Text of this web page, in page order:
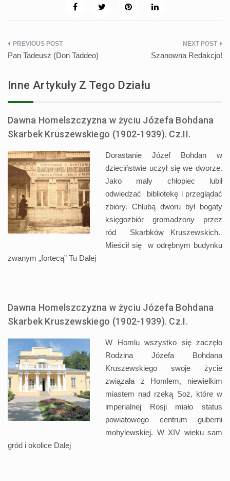
Nawigacja
Pan Tadeusz (Don Taddeo) Szanowna Redakcjo!
Inne Artykuły Z Tego Działu
Dawna Homelszczyzna w życiu Józefa Bohdana
Skarbek Kruszewskiego (1902-1939). Cz.II.
Dorastanie Józef Bohdan w
dzieciństwie uczył się we dworze.
Jako mały chłopiec lubił
odwiedzać bibliotekę i przeglądać
zbiory. Chlubą dworu był bogaty
księgozbiór gromadzony przez
ród Skarbków Kruszewskich.
Mieścił się w odrębnym budynku
zwanym „fortecą” Tu Dalej
Dawna Homelszczyzna w życiu Józefa Bohdana
Skarbek Kruszewskiego (1902-1939). Cz.I.
W Homlu wszystko się zaczęło
Rodzina Józefa Bohdana
Kruszewskiego swoje życie
związała z Homlem, niewielkim
miastem nad rzeką Soż, które w
imperialnej Rosji miało status
powiatowego centrum guberni
mohylewskiej. W XIV wieku sam
gród i okolice Dalej